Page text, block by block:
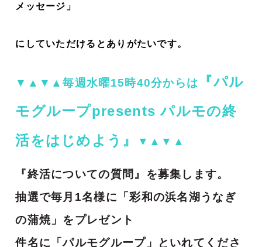
メッセージ」
にしていただけるとありがたいです。
▼▲▼▲毎週水曜15時40分からは
『パル
モグループpresents パルモの終
活をはじめよう』
▼▲▼▲
『終活についての質問』を募集します。
抽選で毎月1名様に「彩和の浜名湖うなぎ
の蒲焼」をプレゼント
件名に「パルモグループ」といれてくださ